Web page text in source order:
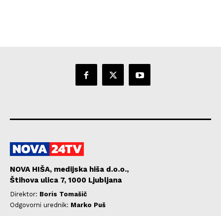
NOVA HIŠA, medijska hiša d.o.o.,
Štihova ulica 7, 1000 Ljubljana
Direktor: Boris Tomašič
Odgovorni urednik: Marko Puš